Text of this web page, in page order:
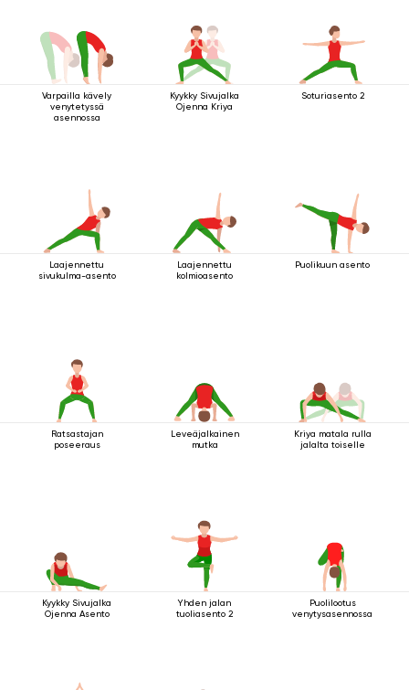
Varpailla kävely
venytetyssä
asennossa
Kyykky Sivujalka
Ojenna Kriya
Soturiasento 2
Laajennettu
sivukulma-asento
Laajennettu
kolmioasento
Puolikuun asento
Ratsastajan
poseeraus
Leveäjalkainen
mutka
Kriya matala rulla
jalalta toiselle
Kyykky Sivujalka
Ojenna Asento
Yhden jalan
tuoliasento 2
Puolilootus
venytysasennossa